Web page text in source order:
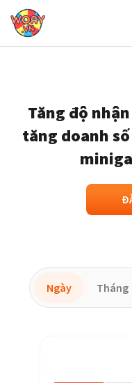
Tăng độ
tăng doanh
Ngày Tháng